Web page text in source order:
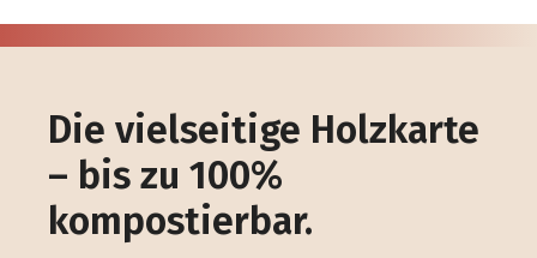
Die vielseitige Holzkarte
– bis zu 100%
kompostierbar.